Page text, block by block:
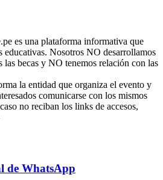
es una plataforma informativa que
educativas. Nosotros NO desarrollamos
becas y NO tenemos relación con las
la entidad que organiza el evento y
comunicarse con los mismos
no reciban los links de accesos,
de WhatsApp